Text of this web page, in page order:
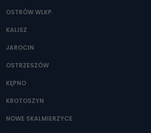
OSTRÓW WLKP.
KALISZ
JAROCIN
OSTRZESZÓW
KĘPNO
KROTOSZYN
NOWE SKALMIERZYCE